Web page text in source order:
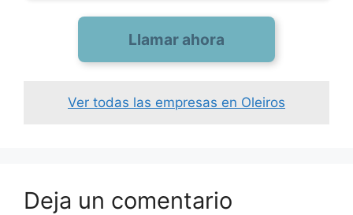
Llamar ahora
Ver todas las empresas en Oleiros
Deja un comentario